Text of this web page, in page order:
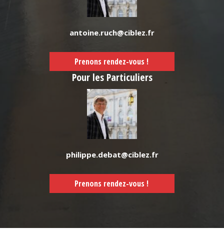
antoine.ruch@ciblez.fr
Prenons rendez-vous !
Pour les Particuliers
philippe.debat@ciblez.fr
Prenons rendez-vous !